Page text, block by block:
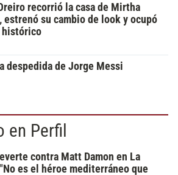
recorrió la casa de Mirtha
estrenó su cambio de look y ocupó
histórico
despedida de Jorge Messi
en Perfil
contra Matt Damon en La
es el héroe mediterráneo que